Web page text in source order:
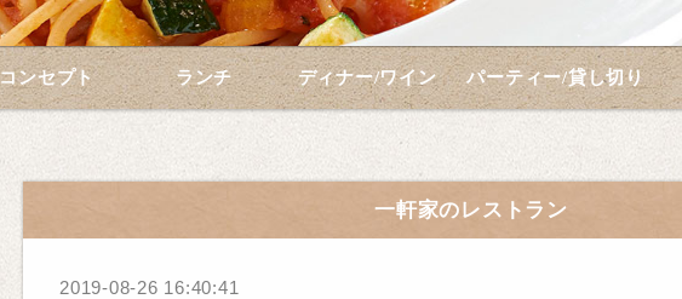
コンセプト ランチ ディナー/ワイン パーティー/貸し切り
一軒家のレストラン
2019-08-26 16:40:41